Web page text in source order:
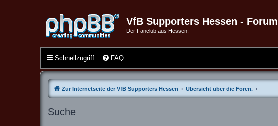
VfB Supporters Hessen - Forum
Der Fanclub aus Hessen.
Schnellzugriff FAQ
Zur Internetseite der VfB Supporters Hessen Übersicht über die Foren.
Suche